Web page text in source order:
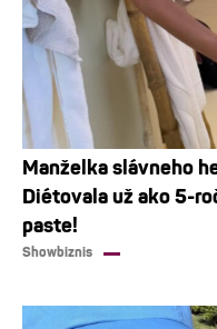
Manželka slávneho
Diétovala už ako 5-
paste!
Showbiznis